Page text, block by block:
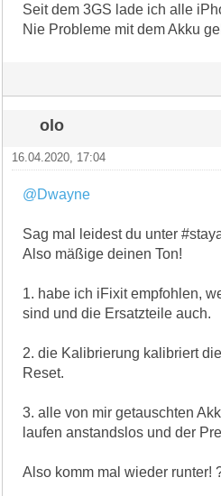
Seit dem 3GS lade ich alle
Nie Probleme mit dem Akku
olo
16.04.2020, 17:04
@Dwayne
Sag mal leidest du unter
Also mäßige deinen Ton!
1. habe ich iFixit empfohlen,
sind und die Ersatzteile auch.
2. die Kalibrierung kalibriert
Reset.
3. alle von mir getauschten
laufen anstandslos und der
Also komm mal wieder runter!